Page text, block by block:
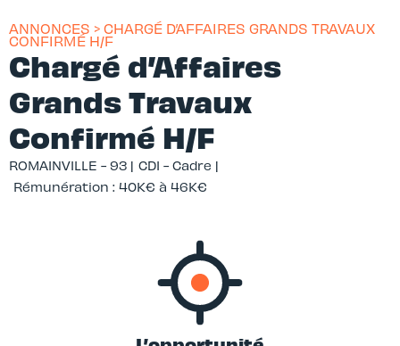
ANNONCES > CHARGÉ D’AFFAIRES GRANDS TRAVAUX
CONFIRMÉ H/F
Chargé d’Affaires
Grands Travaux
Confirmé H/F
ROMAINVILLE - 93 | CDI - Cadre |
Rémunération : 40K€ à 46K€